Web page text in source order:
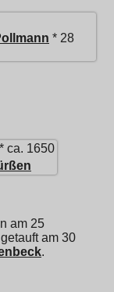
* 28
* ca. 1650
am 25
am 30
.